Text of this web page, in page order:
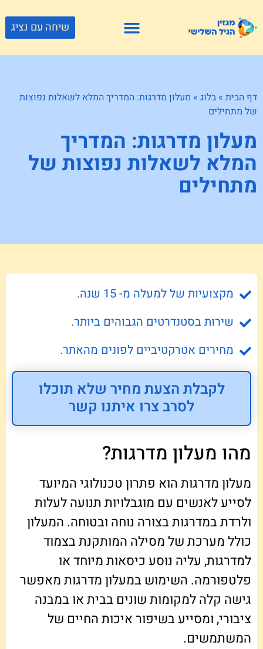
שיחה עם נציג
דף הבית » בלוג » מעלון מדרגות: המדריך המלא לשאלות נפוצות
של מתחילים
מעלון מדרגות: המדריך
המלא לשאלות נפוצות של
מתחילים
מקצועיות של למעלה מ- 15 שנה.
שירות בסטנדרטים הגבוהים ביותר.
מחירים אטרקטיביים לפונים מהאתר.
לקבלת הצעת מחיר שלא תוכלו
לסרב צרו איתנו קשר
מהו מעלון מדרגות?
מעלון מדרגות הוא פתרון טכנולוגי המיועד
לסייע לאנשים עם מוגבלויות תנועה לעלות
ולרדת במדרגות בצורה נוחה ובטוחה. המעלון
כולל מערכת של מסילה המותקנת בצמוד
למדרגות, עליה נוסע כיסאות מיוחד או
פלטפורמה. השימוש במעלון מדרגות מאפשר
גישה קלה למקומות שונים בבית או במבנה
ציבורי, ומסייע בשיפור איכות החיים של
המשתמשים.